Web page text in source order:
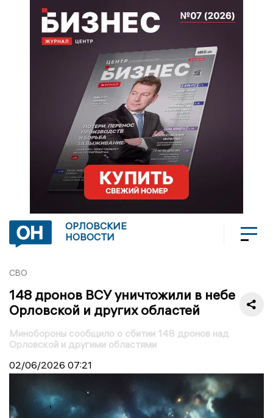
ОРЛОВСКИЕ
НОВОСТИ
СВО
148 дронов ВСУ уничтожили в небе
Орловской и других областей
Минобороны сообщило о сбитии 148 дронов над
Орловской и другими областями
02/06/2026 07:21